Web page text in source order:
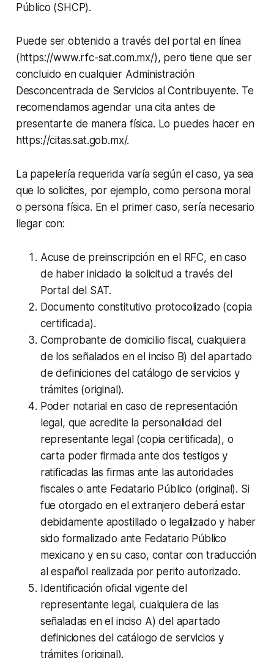
Público (SHCP).
Puede ser obtenido a través del portal en línea
(https://www.rfc-sat.com.mx/), pero tiene que ser
concluido en cualquier Administración
Desconcentrada de Servicios al Contribuyente. Te
recomendamos agendar una cita antes de
presentarte de manera física. Lo puedes hacer en
https://citas.sat.gob.mx/.
La papelería requerida varía según el caso, ya sea
que lo solicites, por ejemplo, como persona moral
o persona física. En el primer caso, sería necesario
llegar con:
Acuse de preinscripción en el RFC, en caso
de haber iniciado la solicitud a través del
Portal del SAT.
Documento constitutivo protocolizado (copia
certificada).
Comprobante de domicilio fiscal, cualquiera
de los señalados en el inciso B) del apartado
de definiciones del catálogo de servicios y
trámites (original).
Poder notarial en caso de representación
legal, que acredite la personalidad del
representante legal (copia certificada), o
carta poder firmada ante dos testigos y
ratificadas las firmas ante las autoridades
fiscales o ante Fedatario Público (original). Si
fue otorgado en el extranjero deberá estar
debidamente apostillado o legalizado y haber
sido formalizado ante Fedatario Público
mexicano y en su caso, contar con traducción
al español realizada por perito autorizado.
Identificación oficial vigente del
representante legal, cualquiera de las
señaladas en el inciso A) del apartado
definiciones del catálogo de servicios y
trámites (original).